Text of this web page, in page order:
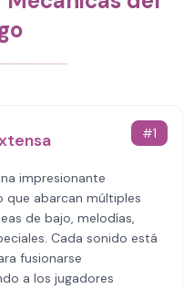
#1
impresionante
que abarcan múltiples
de bajo, melodías,
Cada sonido está
fusionarse
a los jugadores